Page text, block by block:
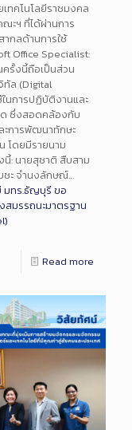
ทคโนโลยีราชมงคล
ะฯ ที่ได้ผ่านการ
กลด้านการใช้
Office Specialist:
ครั้งนี้ถือเป็นส่วน
ทัล (Digital
นการปฏิบัติงานและ
ด ซึ่งสอดคล้องกับ
ะการพัฒนาทักษะ
โดยมีรายนาม
: นายสุชาติ สืบสาม
ชะ จำนงลักษณ์…
มทร.ธัญบุรี ขอ
มรรถนะมาตรฐาน
Read more